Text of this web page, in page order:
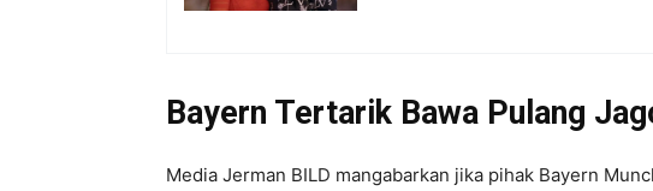
Bayern Tertarik Bawa Pulang
Media Jerman BILD mangabarkan jika pihak Bayern